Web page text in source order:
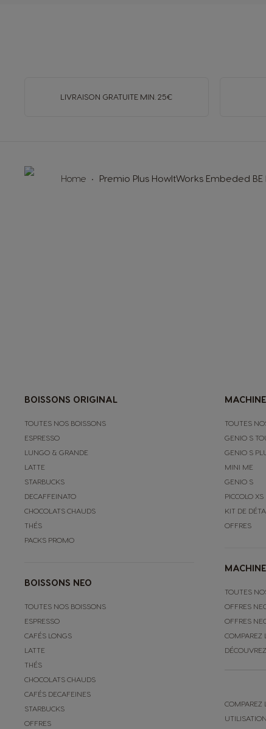
LIVRAISON GRATUITE MIN. 25€
Home Premio Plus HowItWorks Embeded BE
BOISSONS ORIGINAL
TOUTES NOS BOISSONS
ESPRESSO
LUNGO & GRANDE
LATTE
STARBUCKS
DECAFFEINATO
CHOCOLATS CHAUDS
THÉS
PACKS PROMO
BOISSONS NEO
TOUTES NOS BOISSONS
ESPRESSO
CAFÉS LONGS
LATTE
THÉS
CHOCOLATS CHAUDS
CAFÉS DECAFEINES
STARBUCKS
OFFRES
TOUTES
GENIO S
GENIO S
MINI ME
GENIO S
PICCOLO XS
KIT DE
OFFRES
TOUTES
OFFRES
OFFRES
COMPAREZ
COMPAREZ